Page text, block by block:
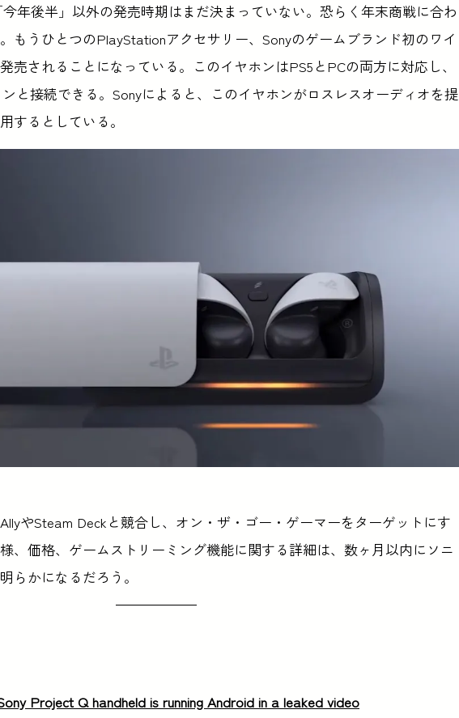
年後半」以外の発売時期はまだ決まっていない。恐らく年末商戦に合わ
もうひとつのPlayStationアクセサリー、Sonyのゲームブランド初のワイ
売されることになっている。このイヤホンはPS5とPCの両方に対応し、
と接続できる。Sonyによると、このイヤホンがロスレスオーディオを提
するとしている。
やSteam Deckと競合し、オン・ザ・ゴー・ゲーマーをターゲットにす
、価格、ゲームストリーミング機能に関する詳細は、数ヶ月以内にソニ
らかになるだろう。
Project Q handheld is running Android in a leaked video